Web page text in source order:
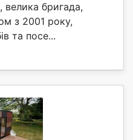
велика бригада,
з 2001 року,
та посе...